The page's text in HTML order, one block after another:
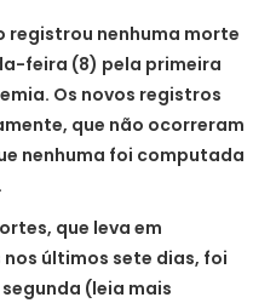
registrou nenhuma morte
feira (8) pela primeira
Os novos registros
que não ocorreram
nenhuma foi computada
que leva em
últimos sete dias, foi
(leia mais